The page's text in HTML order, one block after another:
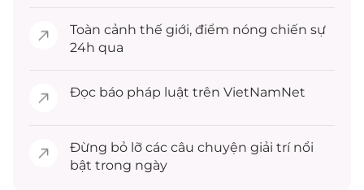
Toàn cảnh thế giới, điểm nóng chiến sự
24h qua
Đọc báo pháp luật trên VietNamNet
Đừng bỏ lỡ các câu chuyện giải trínổi
bật trong ngày